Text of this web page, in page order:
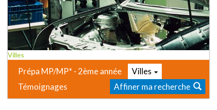
Villes
Prépa MP/MP* - 2ème année
Villes
Témoignages
Affiner ma recherche